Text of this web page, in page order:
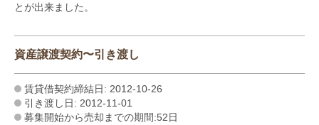
とが出来ました。
資産譲渡契約〜引き渡し
賃貸借契約締結日: 2012-10-26
引き渡し日: 2012-11-01
募集開始から売却までの期間:52日